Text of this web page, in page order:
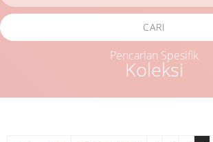
Koleksi
CARI
Pencarian Spesifik